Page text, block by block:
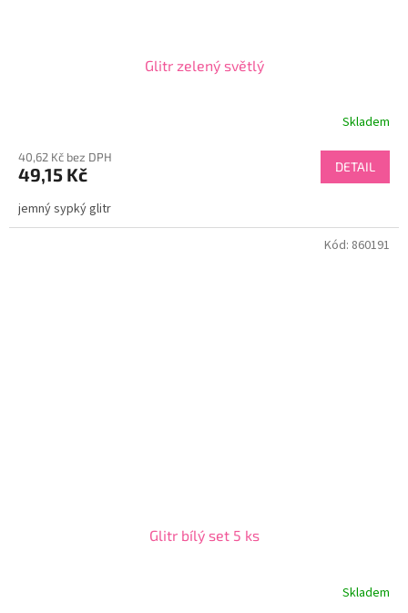
Glitr zelený světlý
Skladem
40,62 Kč bez DPH
49,15 Kč DETAIL
jemný sypký glitr
Glitr bílý set 5 ks
Skladem
Kód: 860191